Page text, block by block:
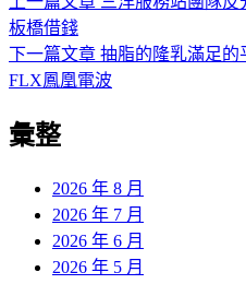
文
章
導
覽
篇
文
板橋借錢
下一篇文章 下
一
抽脂的隆乳滿足的
FLX鳳凰電波
彙整
2026 年 8 月
2026 年 7 月
2026 年 6 月
2026 年 5 月